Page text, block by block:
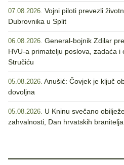
07.08.2026. Vojni piloti prevezli
Dubrovnika u Split
06.08.2026. General-bojnik Zdilar
HVU-a primatelju poslova, zadaća i
Stručiću
05.08.2026. Anušić: Čovjek je ključ
dovoljna
05.08.2026. U Kninu svečano
zahvalnosti, Dan hrvatskih